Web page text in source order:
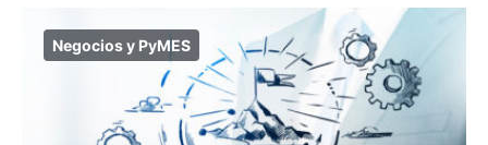
Negocios y PyMES